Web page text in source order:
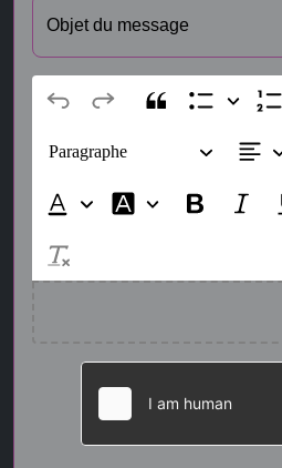
Objet du message
Paragraphe